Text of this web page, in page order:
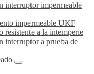
interruptor impermeable
impermeable UKF
resistente a la intemperie
interruptor a prueba de